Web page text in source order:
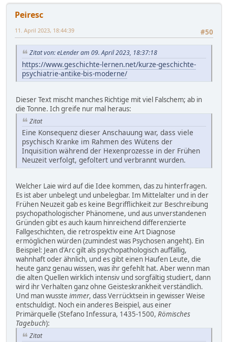
Peiresc
#50
11. April 2023, 18:44:39
Zitat von: eLender am 09. April 2023, 18:37:18
https://www.geschichte-lernen.net/kurze-geschichte-
psychiatrie-antike-bis-moderne/
Dieser Text mischt manches Richtige mit viel Falschem; ab in
die Tonne. Ich greife nur mal heraus:
Zitat
Eine Konsequenz dieser Anschauung war, dass viele
psychisch Kranke im Rahmen des Wütens der
Inquisition während der Hexenprozesse in der Frühen
Neuzeit verfolgt, gefoltert und verbrannt wurden.
Welcher Laie wird auf die Idee kommen, das zu hinterfragen.
Es ist aber unbelegt und unbelegbar. Im Mittelalter und in der
Frühen Neuzeit gab es keine Begrifflichkeit zur Beschreibung
psychopathologischer Phänomene, und aus unverstandenen
Gründen gibt es auch kaum hinreichend differenzierte
Fallgeschichten, die retrospektiv eine Art Diagnose
ermöglichen würden (zumindest was Psychosen angeht). Ein
Beispiel: Jean d'Arc gilt als psychopathologisch auffällig,
wahnhaft oder ähnlich, und es gibt einen Haufen Leute, die
heute ganz genau wissen, was ihr gefehlt hat. Aber wenn man
die alten Quellen wirklich intensiv und sorgfältig studiert, dann
wird ihr Verhalten ganz ohne Geisteskrankheit verständlich.
Und man wusste immer, dass Verrücktsein in gewisser Weise
entschuldigt. Noch ein anderes Beispiel, aus einer
Primärquelle (Stefano Infessura, 1435-1500, Römisches
Tagebuch):
Zitat